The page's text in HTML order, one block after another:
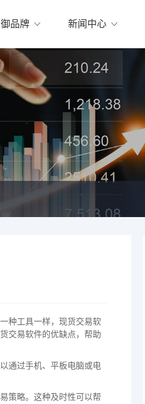
品牌 新闻中心
种工具一样，现货交易软
交易软件的优缺点，帮助
通过手机、平板电脑或电
策略。这种及时性可以帮